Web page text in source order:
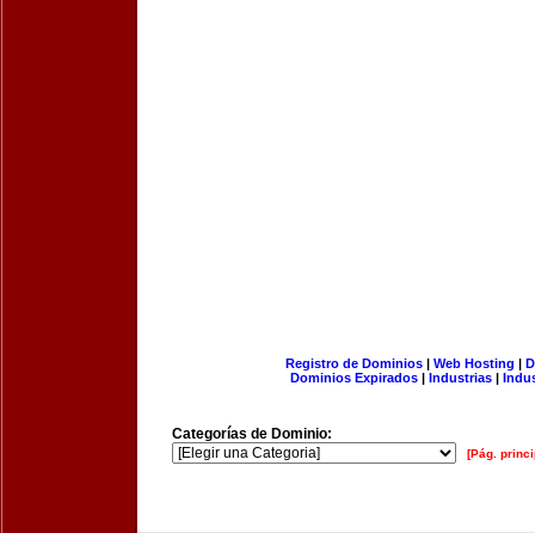
Registro de Dominios| Web Hosting |
Dominios Expirados | Industrias |
Categorías de Dominio:
[Pág.